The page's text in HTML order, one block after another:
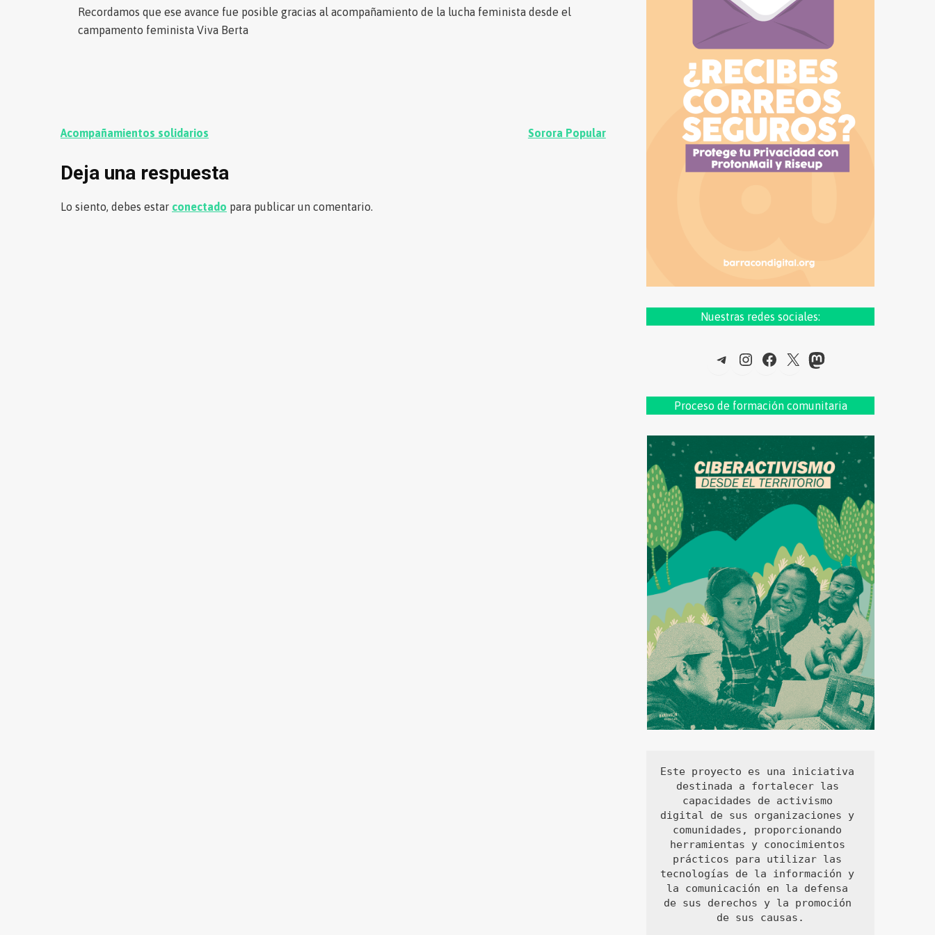
Recordamos que ese avance fue posible gracias al acompañamiento de la lucha feminista desde el
campamento feminista Viva Berta
Navegación
entradas
Acompañamientos solidarios Sorora Popular
Deja una respuesta
Lo siento, debes estar conectado para publicar un comentario.
Nuestras redes sociales:
Telegram
Instagram
Facebook
X Mastodon
Proceso de formación comunitaria
Este proyecto es una iniciativa
destinada a fortalecer las
capacidades de activismo
digital de sus organizaciones y
comunidades, proporcionando
herramientas y conocimientos
prácticos para utilizar las
tecnologías de la información y
la comunicación en la defensa
de sus derechos y la promoción
de sus causas.